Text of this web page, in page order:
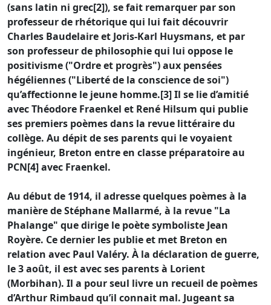
(sans latin ni grec[2]), se fait remarquer par son
professeur de rhétorique qui lui fait découvrir
Charles Baudelaire et Joris-Karl Huysmans, et par
son professeur de philosophie qui lui oppose le
positivisme ("Ordre et progrès") aux pensées
hégéliennes ("Liberté de la conscience de soi")
qu’affectionne le jeune homme.[3] Il se lie d’amitié
avec Théodore Fraenkel et René Hilsum qui publie
ses premiers poèmes dans la revue littéraire du
collège. Au dépit de ses parents qui le voyaient
ingénieur, Breton entre en classe préparatoire au
PCN[4] avec Fraenkel.
Au début de 1914, il adresse quelques poèmes à la
manière de Stéphane Mallarmé, à la revue "La
Phalange" que dirige le poète symboliste Jean
Royère. Ce dernier les publie et met Breton en
relation avec Paul Valéry. À la déclaration de guerre,
le 3 août, il est avec ses parents à Lorient
(Morbihan). Il a pour seul livre un recueil de poèmes
d’Arthur Rimbaud qu’il connait mal. Jugeant sa